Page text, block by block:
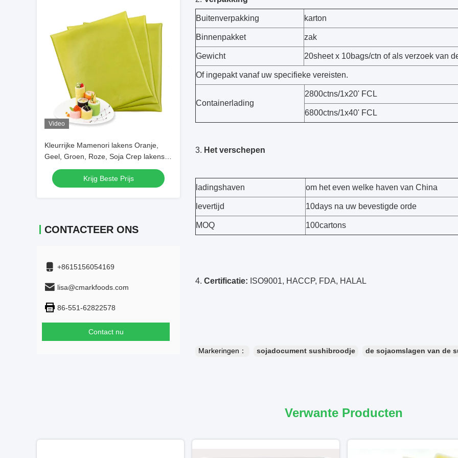
Video
Kleurrijke Mamenori lakens Oranje,
Geel, Groen, Roze, Soja Crep lakens
voor rollende sushi
Krijg Beste Prijs
CONTACTEER ONS
+8615156054169
lisa@cmarkfoods.com
86-551-62822578
Contact nu
Buitenverpakking karton
Binnenpakket zak
Gewicht 20sheet x 10bags/ctn of als verzoek van
Of ingepakt vanaf uw specifieke vereisten.
Containerlading
2800ctns/1x20' FCL
6800ctns/1x40' FCL
3. Het verschepen
ladingshaven om het even welke haven van China
levertijd 10days na uw bevestigde orde
MOQ 100cartons
4. Certificatie: ISO9001, HACCP, FDA, HALAL
Markeringen： sojadocument sushibroodje de sojaomslagen van de
Verwante Producten